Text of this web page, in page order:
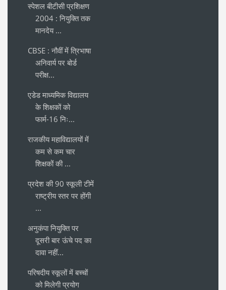
स्पेशल बीटीसी प्रशिक्षण
2004 : नियुक्ति तक
मानदेय ...
CBSE : नौवीं में त्रिभाषा
अनिवार्य पर बोर्ड
परीक्ष...
एडेड माध्यमिक विद्यालय
के शिक्षकों को
फार्म-16 निः...
राजकीय महाविद्यालयों में
कम से कम चार
शिक्षकों की ...
प्रदेश की 90 स्कूली टीमें
राष्ट्रीय स्तर पर होंगी
...
अनुकंपा नियुक्ति पर
दूसरी बार ऊंचे पद का
दावा नहीं...
परिषदीय स्कूलों में बच्चों
को मिलेगी प्रयोग